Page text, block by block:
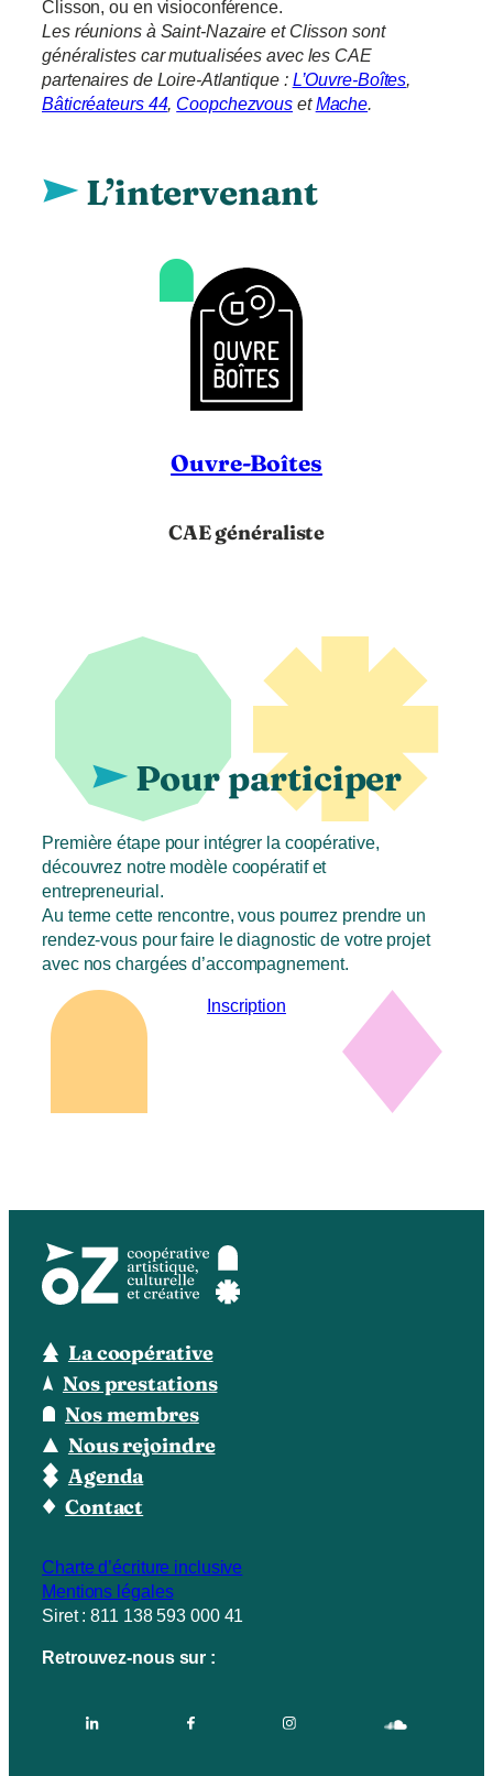
Clisson, ou en visioconférence.
Les réunions à Saint-Nazaire et Clisson sont
généralistes car mutualisées avec les CAE
partenaires de Loire-Atlantique : L’Ouvre-Boîtes,
Bâticréateurs 44, Coopchezvous etMache.
L’intervenant
Ouvre-Boîtes
CAE généraliste
Pour participer
Première étape pour intégrer la coopérative,
découvrez notre modèle coopératif et
entrepreneurial.
Au terme cette rencontre, vous pourrez prendre un
rendez-vous pour faire le diagnostic de votre projet
avec nos chargées d’accompagnement.
Inscription
La coopérative
Nos prestations
Nos membres
Nous rejoindre
Agenda
Contact
Charte d’écriture inclusive
Mentions légales
Siret : 811 138 593 000 41
Retrouvez-nous sur :